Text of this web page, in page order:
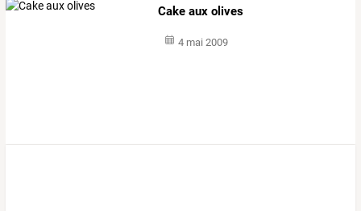
Cake aux olives
4 mai 2009